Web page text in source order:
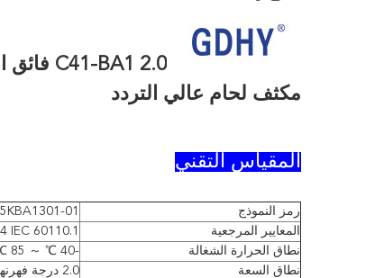
مكثف لحام عالي التردد
المقياس التقني
رمز النموذج
01
المعايير المرجعية
IEC 60110.1
نطاق الحرارة الشغالة
-40 ℃ ～ 85 ℃
نطاق السعة
2.0 درجة فهرنهايت / 205